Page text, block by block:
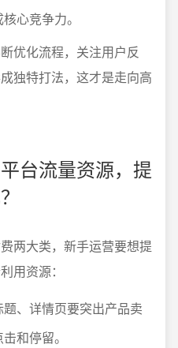
心竞争力。
优化流程，关注用户反
独特打法，这才是走向高
台流量资源，提
两大类，新手运营要想提
用资源：
题、详情页要突出产品卖
和停留。